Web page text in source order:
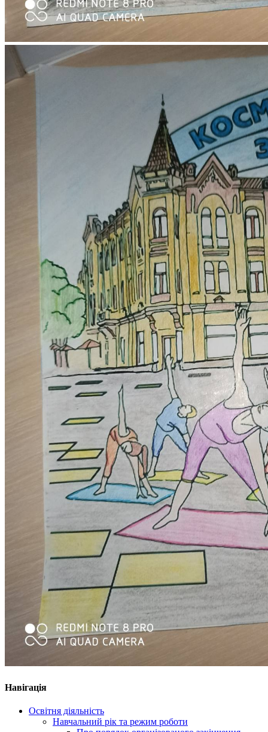
Навігація
Освітня діяльність
Навчальний рік та режим роботи